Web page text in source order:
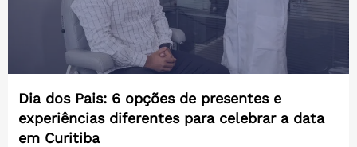
Dia dos Pais: 6 opções de presentes e
experiências diferentes para celebrar a data
em Curitiba